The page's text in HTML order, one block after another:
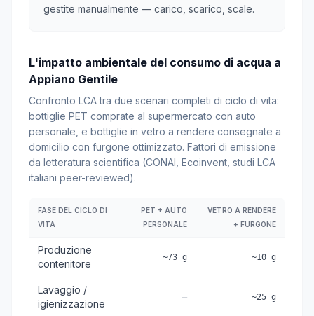
gestite manualmente — carico, scarico, scale.
L'impatto ambientale del consumo di acqua a
Appiano Gentile
Confronto LCA tra due scenari completi di ciclo di vita:
bottiglie PET comprate al supermercato con auto
personale, e bottiglie in vetro a rendere consegnate a
domicilio con furgone ottimizzato. Fattori di emissione
da letteratura scientifica (CONAI, Ecoinvent, studi LCA
italiani peer-reviewed).
FASE DEL CICLO DI
VITA
PET + AUTO
PERSONALE
VETRO A RENDERE
+ FURGONE
Produzione
contenitore
~73 g ~10 g
Lavaggio /
igienizzazione
— ~25 g